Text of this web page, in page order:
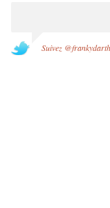
Suivez @frankydarth